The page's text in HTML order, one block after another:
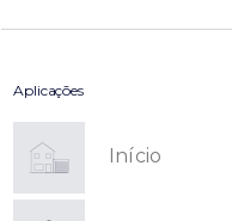
Aplicações
Início